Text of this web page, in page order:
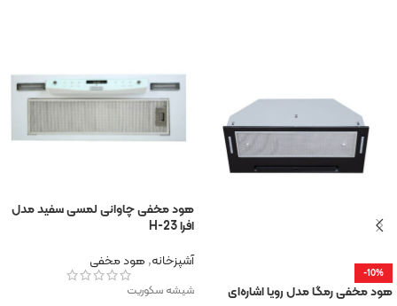
-10%
هود مخفی رمگا مدل رویا اشاره‌ای
هود مخفی چاوانی لمسی سفید مدل
افرا 23-H
آشپزخانه, هود مخفی
شیشه سکوریت